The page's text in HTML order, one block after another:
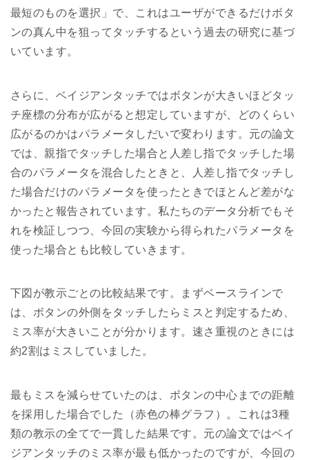
最短のものを選択」で、これはユーザができるだけボタ
ンの真ん中を狙ってタッチするという過去の研究に基づ
いています。
さらに、ベイジアンタッチではボタンが大きいほどタッ
チ座標の分布が広がると想定していますが、どのくらい
広がるのかはパラメータしだいで変わります。元の論文
では、親指でタッチした場合と人差し指でタッチした場
合のパラメータを混合したときと、人差し指でタッチし
た場合だけのパラメータを使ったときでほとんど差がな
かったと報告されています。私たちのデータ分析でもそ
れを検証しつつ、今回の実験から得られたパラメータを
使った場合とも比較していきます。
下図が教示ごとの比較結果です。まずベースラインで
は、ボタンの外側をタッチしたらミスと判定するため、
ミス率が大きいことが分かります。速さ重視のときには
約2割はミスしていました。
最もミスを減らせていたのは、ボタンの中心までの距離
を採用した場合でした（赤色の棒グラフ）。これは3種
類の教示の全てで一貫した結果です。元の論文ではベイ
ジアンタッチのミス率が最も低かったのですが、今回の